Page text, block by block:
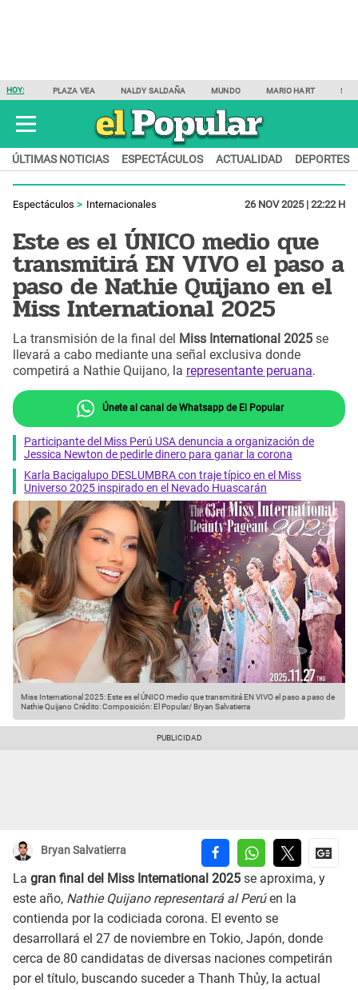
HOY: PLAZA VEA NALDY SALDAÑA MUNDO MARIO HART
ÚLTIMAS NOTICIAS ESPECTÁCULOS ACTUALIDAD DEPORTES
Espectáculos Internacionales 26 NOV 2025 | 22:22 H
Este es el ÚNICO medio que
transmitirá EN VIVO el paso a
paso de Nathie Quijano en el
Miss International 2025
La transmisión de la final del Miss International 2025 se
llevará a cabo mediante una señal exclusiva donde
competirá a Nathie Quijano, la representante peruana.
Únete al canal de Whatsapp de El Popular
Participante del Miss Perú USA denuncia a organización de
Jessica Newton de pedirle dinero para ganar la corona
Karla Bacigalupo DESLUMBRA con traje típico en el Miss
Universo 2025 inspirado en el Nevado Huascarán
Miss International 2025: Este es el ÚNICO medio que transmitirá EN VIVO el paso a paso de
Nathie QuijanoCrédito: Composición: El Popular/ Bryan Salvatierra
Bryan Salvatierra
La gran final del Miss International 2025 se aproxima, y
este año, Nathie Quijano representará al Perúen la
contienda por la codiciada corona. El evento se
desarrollará el 27 de noviembre en Tokio, Japón, donde
cerca de 80 candidatas de diversas naciones competirán
por el título, buscando suceder a Thanh Thủy, la actual